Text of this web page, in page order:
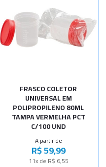
FRASCO COLETOR
UNIVERSAL EM
POLIPROPILENO 80ML
TAMPA VERMELHA PCT
C/100 UND
A partir de
R$ 59,99
11x de R$ 6,55
Com pá - E
+
Sem pá - P
Sob Consulta